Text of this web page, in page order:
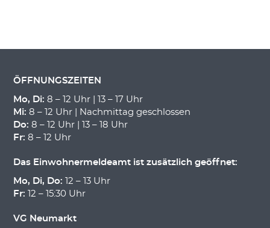
ÖFFNUNGSZEITEN
Mo, Di: 8 – 12 Uhr | 13 – 17 Uhr
Mi: 8 – 12 Uhr | Nachmittag geschlossen
Do: 8 – 12 Uhr | 13 – 18 Uhr
Fr: 8 – 12 Uhr
Das Einwohnermeldeamt ist zusätzlich geöffnet:
Mo, Di, Do: 12 – 13 Uhr
Fr: 12 – 15:30 Uhr
VG Neumarkt